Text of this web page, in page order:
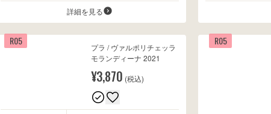
詳細を見る
R05
プラ / ヴァルポリチェッラ
モランディーナ 2021
¥3,870 (税込)
R05